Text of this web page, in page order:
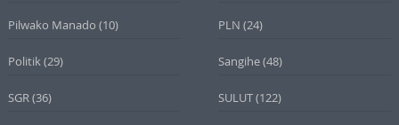
Pilwako Manado (10) PLN (24)
Politik(29) Sangihe(48)
SGR(36) SULUT(122)